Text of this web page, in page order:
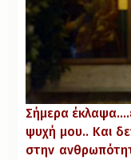
Σήμερα
ψυχή μου.. Και
στην